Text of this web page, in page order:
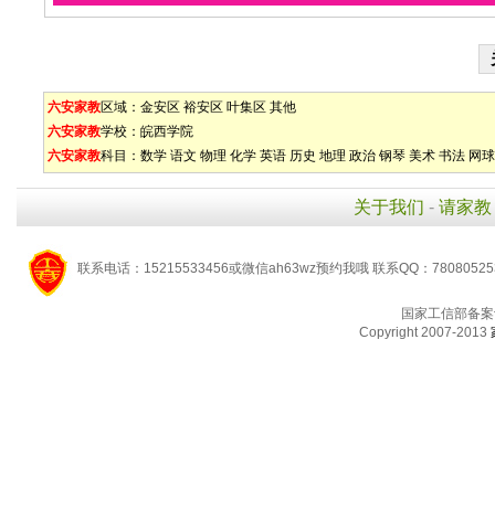
六安家教区域： 金安区 裕安区 叶集区 其他
六安家教学校： 皖西学院
六安家教科目： 数学 语文 物理 化学 英语 历史 地理 政治 钢琴 美术 书法 网球
关于我们 - 请家教
联系电话：15215533456或微信ah63wz预约我哦 联系QQ：
国家工信部备
Copyright 2007-2013